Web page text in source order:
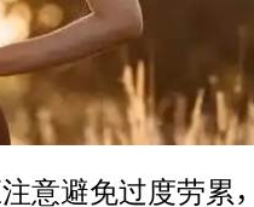
意避免过度劳累